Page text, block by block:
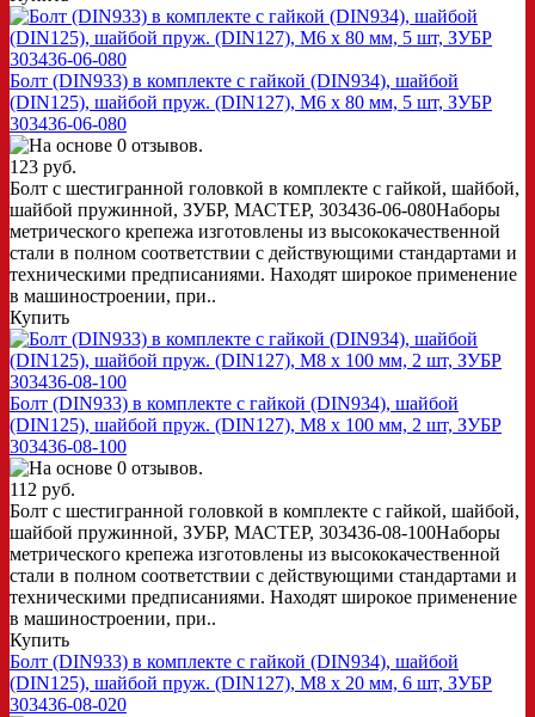
Болт (DIN933) в комплекте с гайкой (DIN934), шайбой
(DIN125), шайбой пруж. (DIN127), M6 x 80 мм, 5 шт, ЗУБР
303436-06-080
123 руб.
Болт с шестигранной головкой в комплекте с гайкой, шайбой,
шайбой пружинной, ЗУБР, МАСТЕР, 303436-06-080Наборы
метрического крепежа изготовлены из высококачественной
стали в полном соответствии с действующими стандартами и
техническими предписаниями. Находят широкое применение
в машиностроении, при..
Купить
Болт (DIN933) в комплекте с гайкой (DIN934), шайбой
(DIN125), шайбой пруж. (DIN127), M8 x 100 мм, 2 шт, ЗУБР
303436-08-100
112 руб.
Болт с шестигранной головкой в комплекте с гайкой, шайбой,
шайбой пружинной, ЗУБР, МАСТЕР, 303436-08-100Наборы
метрического крепежа изготовлены из высококачественной
стали в полном соответствии с действующими стандартами и
техническими предписаниями. Находят широкое применение
в машиностроении, при..
Купить
Болт (DIN933) в комплекте с гайкой (DIN934), шайбой
(DIN125), шайбой пруж. (DIN127), M8 x 20 мм, 6 шт, ЗУБР
303436-08-020